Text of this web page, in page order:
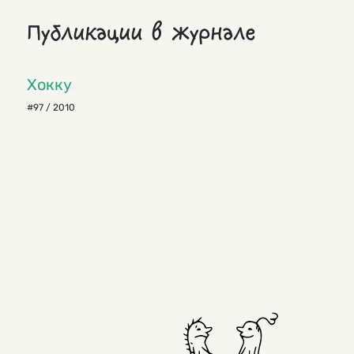
Публикации в журнале
Хокку
#97 / 2010